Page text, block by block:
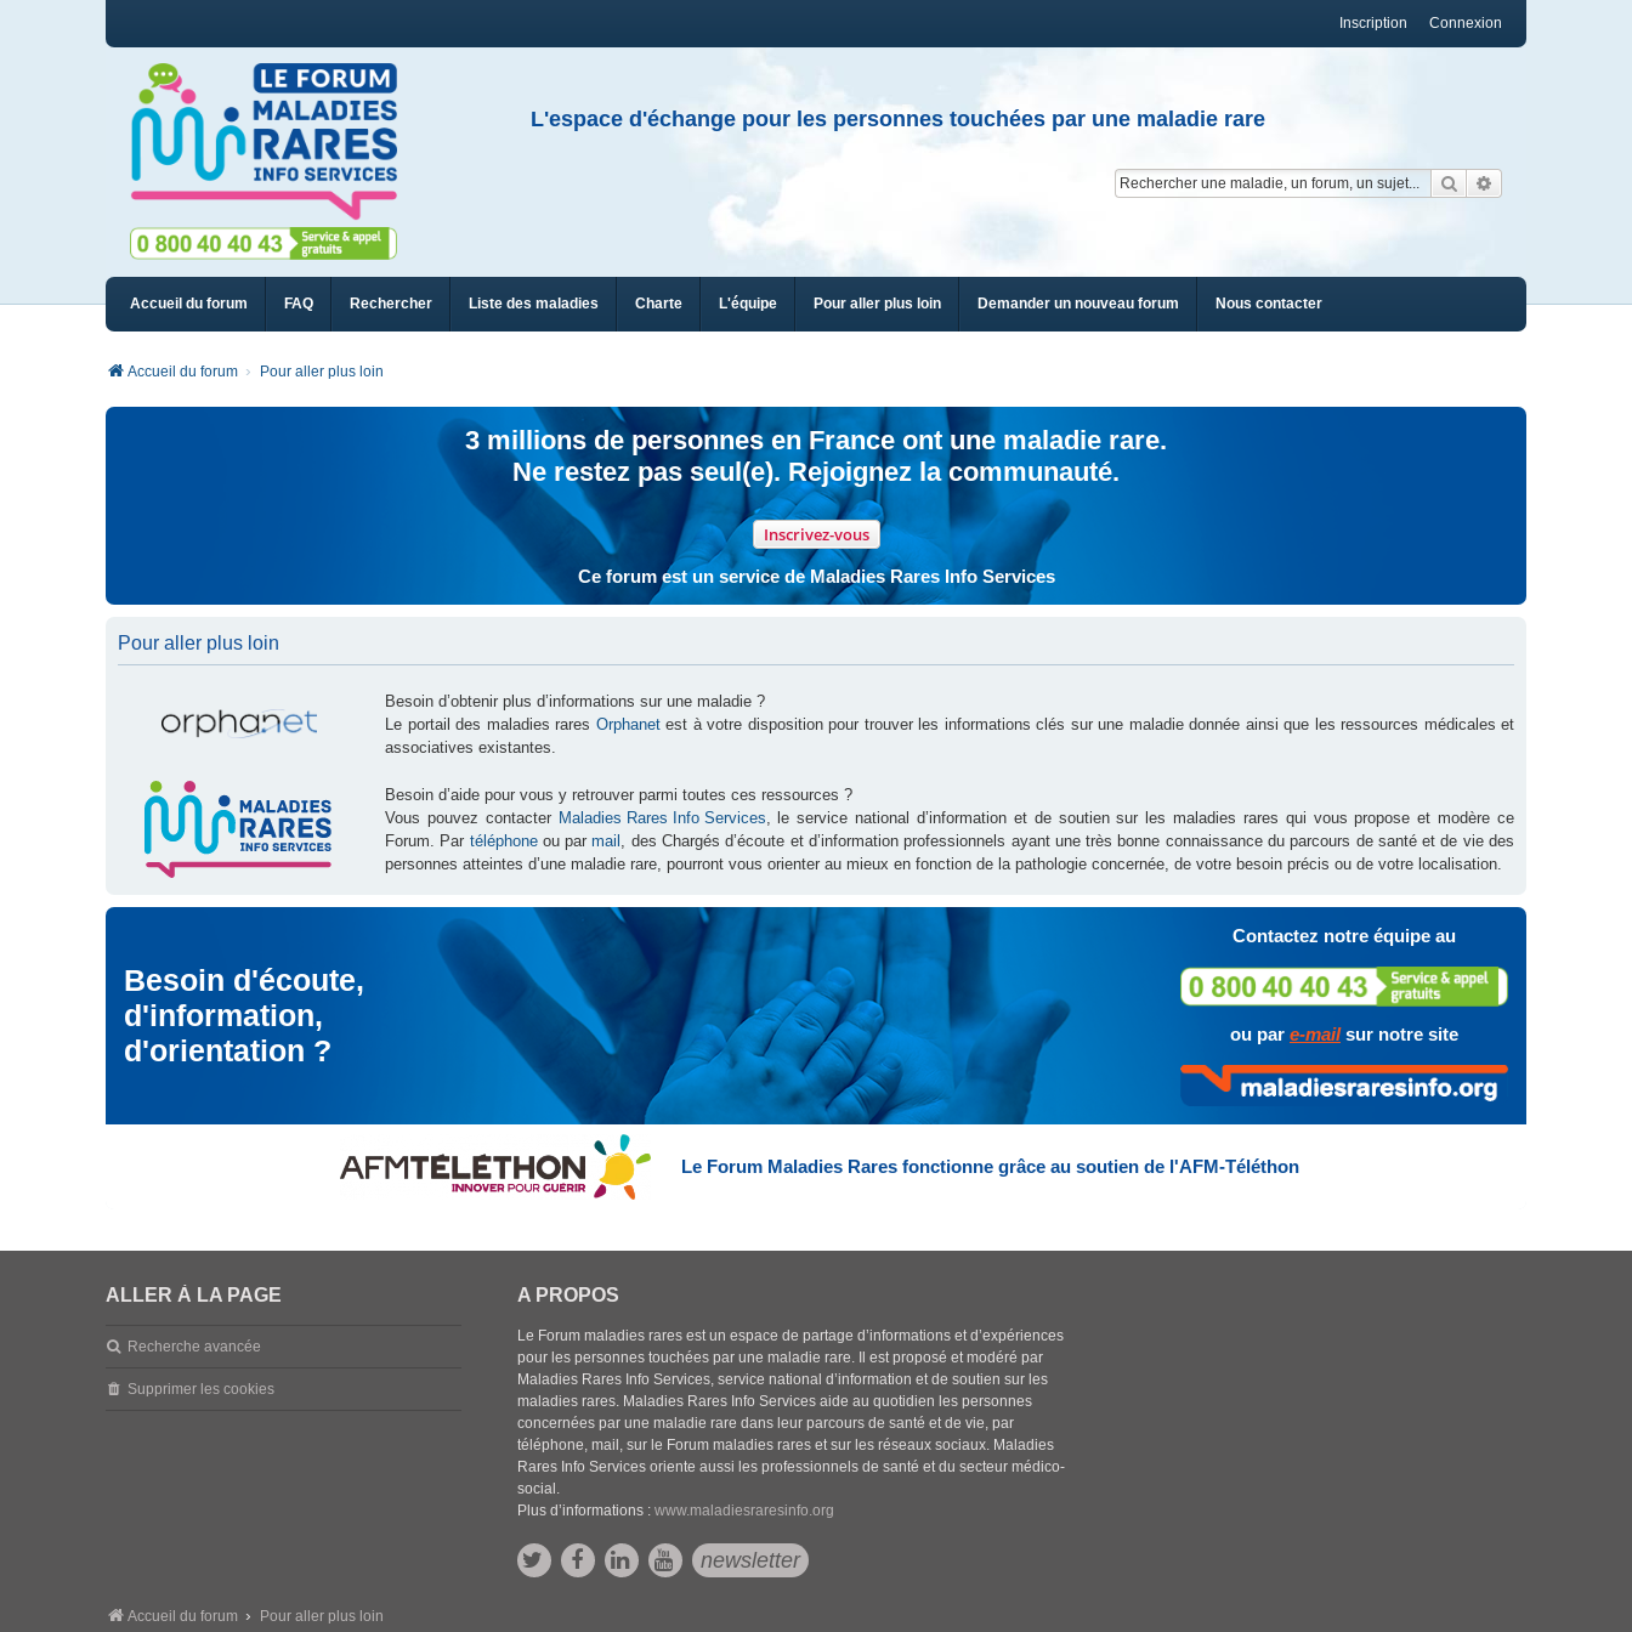
Connexion
Inscription
L'espace d'échange pour les personnes touchées par une maladie rare
Rechercher
Accueil du forum FAQ Rechercher Liste des maladies Charte L'équipe Pour aller plus loin Demander un nouveau forum Nous contacter
Accueil du forum Pour aller plus loin
3 millions de personnes en France ont une maladie rare.
Ne restez pas seul(e). Rejoignez la communauté.
Inscrivez-vous
Ce forum est un service de Maladies Rares Info Services
Pour aller plus loin
Besoin d’obtenir plus d’informations sur une maladie ?
Le portail des maladies rares Orphanetest à votre disposition pour trouver les informations clés sur une maladie donnée ainsi que les ressources médicales et
associatives existantes.
Besoin d’aide pour vous y retrouver parmi toutes ces ressources ?
Vous pouvez contacter Maladies Rares Info Services, le service national d’information et de soutien sur les maladies rares qui vous propose et modère ce
Forum. Par téléphoneou parmail , des Chargés d’écoute et d’information professionnels ayant une très bonne connaissance du parcours de santé et de vie des
personnes atteintes d’une maladie rare, pourront vous orienter au mieux en fonction de la pathologie concernée, de votre besoin précis ou de votre localisation.
Besoin d'écoute,
d'information,
d'orientation ?
Contactez notre équipe au
ou par e-mailsur notre site
Le Forum Maladies Rares fonctionne grâce au soutien de l'AFM-Téléthon
ALLER À LA PAGE
Recherche avancée
Supprimer les cookies
A PROPOS
Le Forum maladies rares est un espace de partage d’informations et d’expériences
pour les personnes touchées par une maladie rare. Il est proposé et modéré par
Maladies Rares Info Services, service national d’information et de soutien sur les
maladies rares. Maladies Rares Info Services aide au quotidien les personnes
concernées par une maladie rare dans leur parcours de santé et de vie, par
téléphone, mail, sur le Forum maladies rares et sur les réseaux sociaux. Maladies
Rares Info Services oriente aussi les professionnels de santé et du secteur médico-
social.
Plus d’informations :www.maladiesraresinfo.org
newsletter
Accueil du forum Pour aller plus loin